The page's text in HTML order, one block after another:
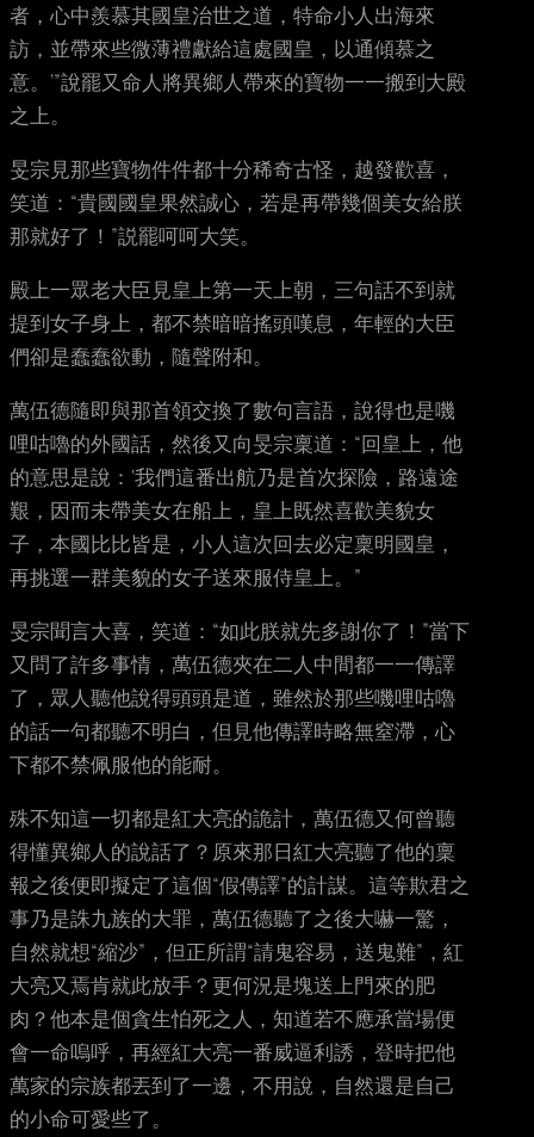
者，心中羨慕其國皇治世之道，特命小人出海來
訪，並帶來些微薄禮獻給這處國皇，以通傾慕之
意。’”說罷又命人將異鄉人帶來的寶物一一搬到大殿
之上。
旻宗見那些寶物件件都十分稀奇古怪，越發歡喜，
笑道：“貴國國皇果然誠心，若是再帶幾個美女給朕
那就好了！”説罷呵呵大笑。
殿上一眾老大臣見皇上第一天上朝，三句話不到就
提到女子身上，都不禁暗暗搖頭嘆息，年輕的大臣
們卻是蠢蠢欲動，隨聲附和。
萬伍德隨即與那首領交換了數句言語，說得也是嘰
哩咕嚕的外國話，然後又向旻宗稟道：“回皇上，他
的意思是說：‘我們這番出航乃是首次探險，路遠途
艱，因而未帶美女在船上，皇上既然喜歡美貌女
子，本國比比皆是，小人這次回去必定稟明國皇，
再挑選一群美貌的女子送來服侍皇上。”
旻宗聞言大喜，笑道：“如此朕就先多謝你了！”當下
又問了許多事情，萬伍德夾在二人中間都一一傳譯
了，眾人聽他說得頭頭是道，雖然於那些嘰哩咕嚕
的話一句都聽不明白，但見他傳譯時略無窒滯，心
下都不禁佩服他的能耐。
殊不知這一切都是紅大亮的詭計，萬伍德又何曾聽
得懂異鄉人的說話了？原來那日紅大亮聽了他的稟
報之後便即擬定了這個“假傳譯”的計謀。這等欺君之
事乃是誅九族的大罪，萬伍德聽了之後大嚇一驚，
自然就想“縮沙”，但正所謂“請鬼容易，送鬼難”，紅
大亮又焉肯就此放手？更何況是塊送上門來的肥
肉？他本是個貪生怕死之人，知道若不應承當場便
會一命嗚呼，再經紅大亮一番威逼利誘，登時把他
萬家的宗族都丟到了一邊，不用說，自然還是自己
的小命可愛些了。